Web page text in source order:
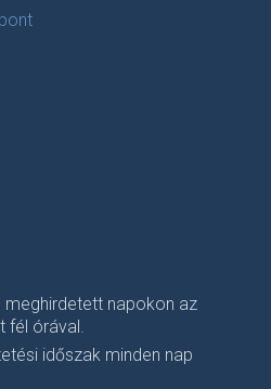
napokon az
fél órával.
időszak minden nap